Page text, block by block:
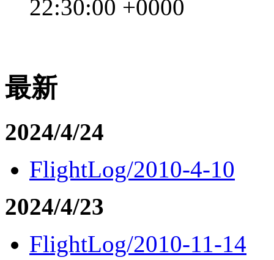
22:30:00 +0000
最新
2024/4/24
FlightLog/2010-4-10
2024/4/23
FlightLog/2010-11-14